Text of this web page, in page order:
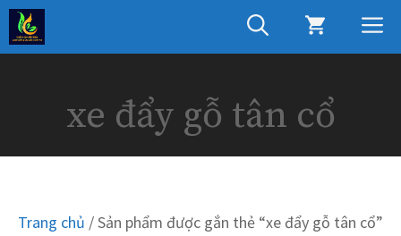
Chuyển
đến
nội
xe đẩy gỗ tân cổ
Trang chủ / Sản phẩm được gắn thẻ “xe đẩy gỗ tân cổ”